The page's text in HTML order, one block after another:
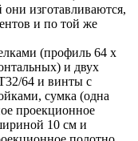
изготавливаются,
и по той же
(профиль 64 x
и двух
64 и винты с
сумка (одна
проекционное
10 см и